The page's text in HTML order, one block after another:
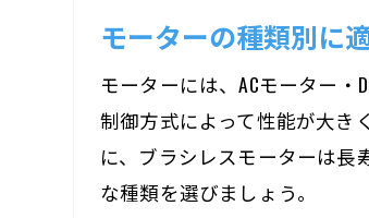
モーターの種類別に
モーターには、ACモーター
制御方式によって性能が大き
に、ブラシレスモーターは
な種類を選びましょう。